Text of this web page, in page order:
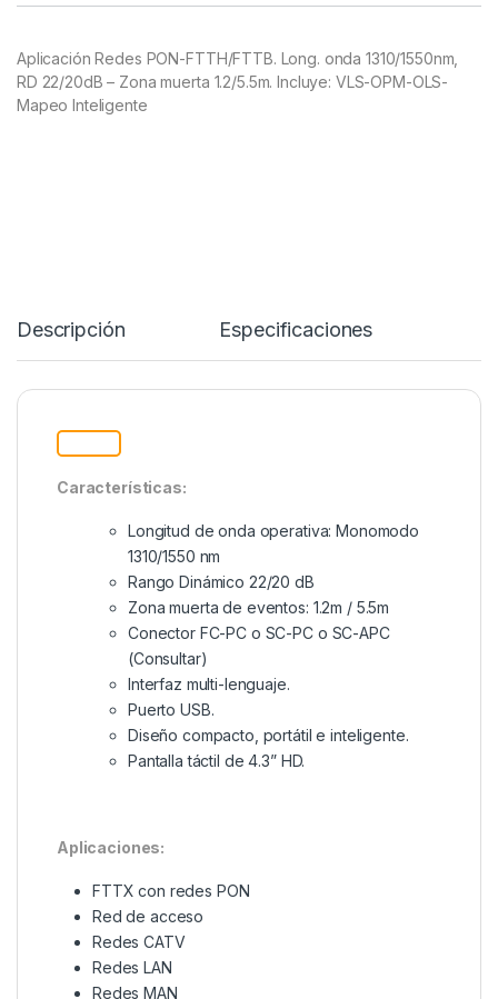
Aplicación Redes PON-FTTH/FTTB. Long. onda 1310/1550nm,
RD 22/20dB – Zona muerta 1.2/5.5m. Incluye: VLS-OPM-OLS-
Mapeo Inteligente
Descripción Specification
Características:
Longitud de onda operativa: Monomodo
1310/1550 nm
Rango Dinámico 22/20 dB
Zona muerta de eventos: 1.2m / 5.5m
Conector FC-PC o SC-PC o SC-APC
(Consultar)
Interfaz multi-lenguaje.
Puerto USB.
Diseño compacto, portátil e inteligente.
Pantalla táctil de 4.3” HD.
Aplicaciones:
FTTX con redes PON
Red de acceso
Redes CATV
Redes LAN
Redes MAN